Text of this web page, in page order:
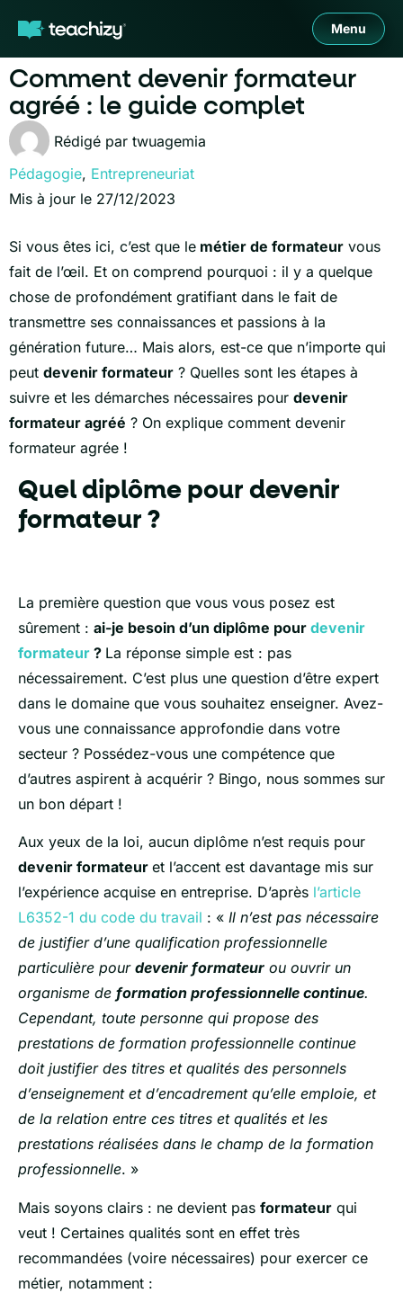
Menu
Comment devenir formateur
agréé : le guide complet
Rédigé par twuagemia
Pédagogie, Entrepreneuriat
Mis à jour le 27/12/2023
Si vous êtes ici, c’est que le métier de formateur vous
fait de l’œil. Et on comprend pourquoi : il y a quelque
chose de profondément gratifiant dans le fait de
transmettre ses connaissances et passions à la
génération future… Mais alors, est-ce que n’importe qui
peut devenir formateur ? Quelles sont les étapes à
suivre et les démarches nécessaires pour devenir
formateur agréé ? On explique comment devenir
formateur agrée !
Quel diplôme pour devenir
formateur ?
La première question que vous vous posez est
sûrement : ai-je besoin d’un diplôme pour devenir
formateur ? La réponse simple est : pas
nécessairement. C’est plus une question d’être expert
dans le domaine que vous souhaitez enseigner. Avez-
vous une connaissance approfondie dans votre
secteur ? Possédez-vous une compétence que
d’autres aspirent à acquérir ? Bingo, nous sommes sur
un bon départ !
Aux yeux de la loi, aucun diplôme n’est requis pour
devenir formateur et l’accent est davantage mis sur
l’expérience acquise en entreprise. D’après l’article
L6352-1 du code du travail : « Il n’est pas nécessaire
de justifier d’une qualification professionnelle
particulière pour devenir formateur ou ouvrir un
organisme de formation professionnelle continue.
Cependant, toute personne qui propose des
prestations de formation professionnelle continue
doit justifier des titres et qualités des personnels
d’enseignement et d’encadrement qu’elle emploie, et
de la relation entre ces titres et qualités et les
prestations réalisées dans le champ de la formation
professionnelle. »
Mais soyons clairs : ne devient pas formateur qui
veut ! Certaines qualités sont en effet très
recommandées (voire nécessaires) pour exercer ce
métier, notamment :